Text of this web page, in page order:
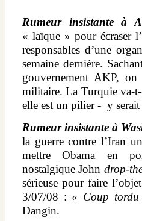
Rumeur insistante à
« laïque » pour écraser
responsables d’une
semaine dernière.
gouvernement AKP,
militaire. La Turquie va-
elle est un pilier - y serait
Rumeur insistante à
la guerre contre l’Iran
mettre Obama en
nostalgique John drop-
sérieuse pour faire
3/07/08 : « Coup tordu
Dangin.